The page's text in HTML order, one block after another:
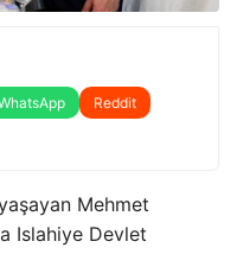
Reddit
Mehmet
Islahiye Devlet